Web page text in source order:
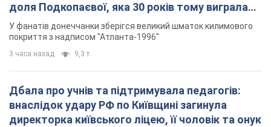
доля Подкопаєвої, яка 30 років тому виграла
"золото" Олімпіади
У фанатів донеччанки зберігся великий шматок килимового
покриття з надписом "Атланта-1996"
3 часа назад 9,3 т.
Дбала про учнів та підтримувала педагогів:
внаслідок удару РФ по Київщині загинула
директорка київського ліцею, її чоловік та онук